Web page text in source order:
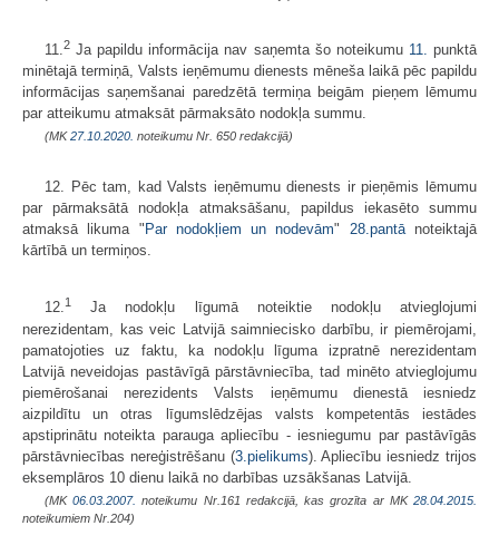
11.2 Ja papildu informācija nav saņemta šo noteikumu 11. punktā
minētajā termiņā, Valsts ieņēmumu dienests mēneša laikā pēc papildu
informācijas saņemšanai paredzētā termiņa beigām pieņem lēmumu
par atteikumu atmaksāt pārmaksāto nodokļa summu.
(MK27.10.2020. noteikumu Nr. 650 redakcijā)
12. Pēc tam, kad Valsts ieņēmumu dienests ir pieņēmis lēmumu
par pārmaksātā nodokļa atmaksāšanu, papildus iekasēto summu
atmaksā likuma " Par nodokļiem un nodevām" 28.pantānoteiktajā
kārtībā un termiņos.
12.1
Ja nodokļu līgumā noteiktie nodokļu atvieglojumi
nerezidentam, kas veic Latvijā saimniecisko darbību, ir piemērojami,
pamatojoties uz faktu, ka nodokļu līguma izpratnē nerezidentam
Latvijā neveidojas pastāvīgā pārstāvniecība, tad minēto atvieglojumu
piemērošanai nerezidents Valsts ieņēmumu dienestā iesniedz
aizpildītu un otras līgumslēdzējas valsts kompetentās iestādes
apstiprinātu noteikta parauga apliecību - iesniegumu par pastāvīgās
pārstāvniecības nereģistrēšanu (3.pielikums). Apliecību iesniedz trijos
eksemplāros 10 dienu laikā no darbības uzsākšanas Latvijā.
(MK06.03.2007. noteikumu Nr.161 redakcijā, kas grozīta ar MK28.04.2015.
noteikumiem Nr.204)